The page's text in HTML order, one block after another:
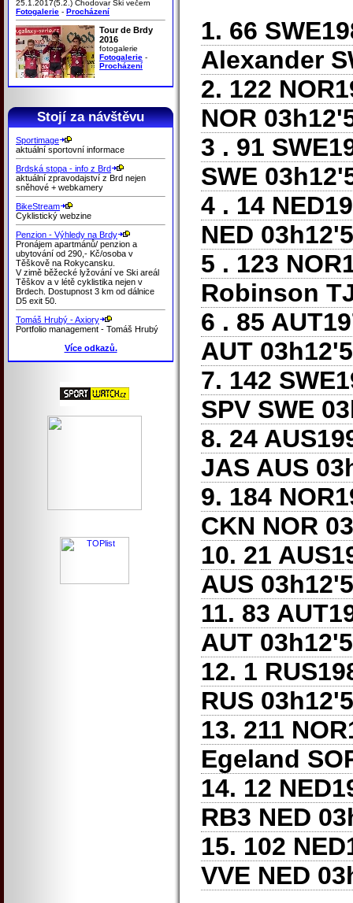
25.1.2017(5.2.) Chodovar Ski večern
Fotogalerie - Procházení
Tour de Brdy
2016
fotogalerie
Fotogalerie -
Procházení
Stojí za návštěvu
Sportimage
aktuální sportovní informace
Brdská stopa - info z Brd
aktuální zpravodajství z Brd nejen
sněhové + webkamery
BikeStream
Cyklistický webzine
Penzion - Výhledy na Brdy
Pronájem apartmánů/ penzion a
ubytování od 290,- Kč/osoba v
Těškově na Rokycansku.
V zimě běžecké lyžování ve Ski areál
Těškov a v létě cyklistika nejen v
Brdech. Dostupnost 3 km od dálnice
D5 exit 50.
Tomáš Hrubý - Axiory
Portfolio management - Tomáš Hrubý
Více odkazů.
1. 66
Alexander
2. 122
NOR
3 . 91
SWE
4 . 14
NED
5 . 123
Robinson
6 . 85
AUT
7. 142
SPV SWE
8. 24
JAS AUS
9. 184
CKN NOR
10. 21
AUS
11. 83
AUT
12. 1
RUS
13. 211
Egeland
14. 12
RB3 NED
15. 102
VVE NED